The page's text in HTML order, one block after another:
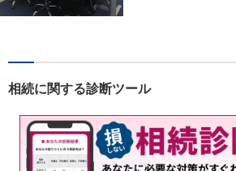
回相談無料（特に時
分】【分割払い・法テ
用もご相談下さい】
相続に関する診断ツール